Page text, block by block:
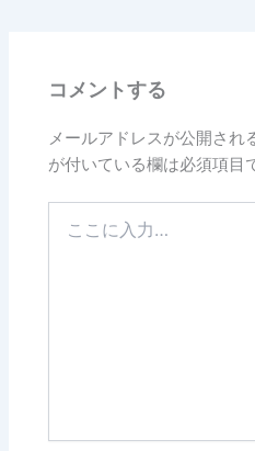
コメントする
メールアドレスが公開され
が付いている欄は必須項目